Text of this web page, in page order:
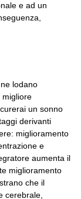
e ad un
lodano
migliore
un sonno
derivanti
miglioramento
e
aumenta il
miglioramento
che il
cerebrale,